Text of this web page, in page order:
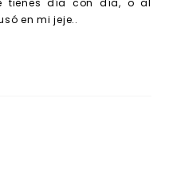
tienes día con día, o al
en mi jeje..